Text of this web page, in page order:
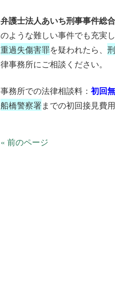
弁護士法人あいち刑事事件総
のような難しい事件でも充実
重過失傷害罪を疑われたら、
律事務所にご相談ください。
事務所での法律相談料： 初回
船橋警察署までの初回接見費用
« 前のページ